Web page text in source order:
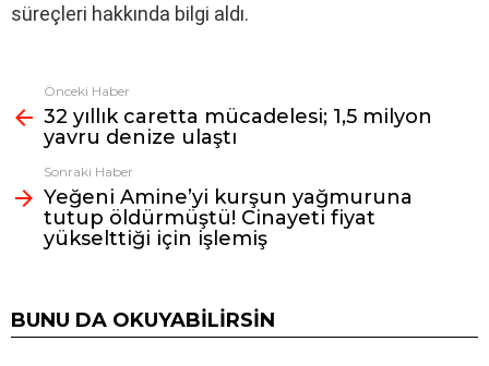
süreçleri hakkında bilgi aldı.
Fazlasına
bak
Önceki Haber
32 yıllık caretta mücadelesi; 1,5 milyon
yavru denize ulaştı
Sonraki Haber
Yeğeni Amine’yi kurşun yağmuruna
tutup öldürmüştü! Cinayeti fiyat
yükselttiği için işlemiş
BUNU DA OKUYABILIRSIN